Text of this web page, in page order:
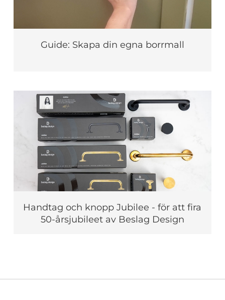
Guide: Skapa din egna borrmall
Handtag och knopp Jubilee - för att fira
50-årsjubileet av Beslag Design